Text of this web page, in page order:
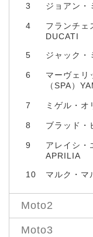
3 ジョアン・
4
フランチェ
DUCATI
5 ジャック・
6
マーヴェリ
（SPA）
7 ミゲル・
8 ブラッド・
9
アレイシ・
APRILIA
10 マルク・マ
Moto2
Moto3